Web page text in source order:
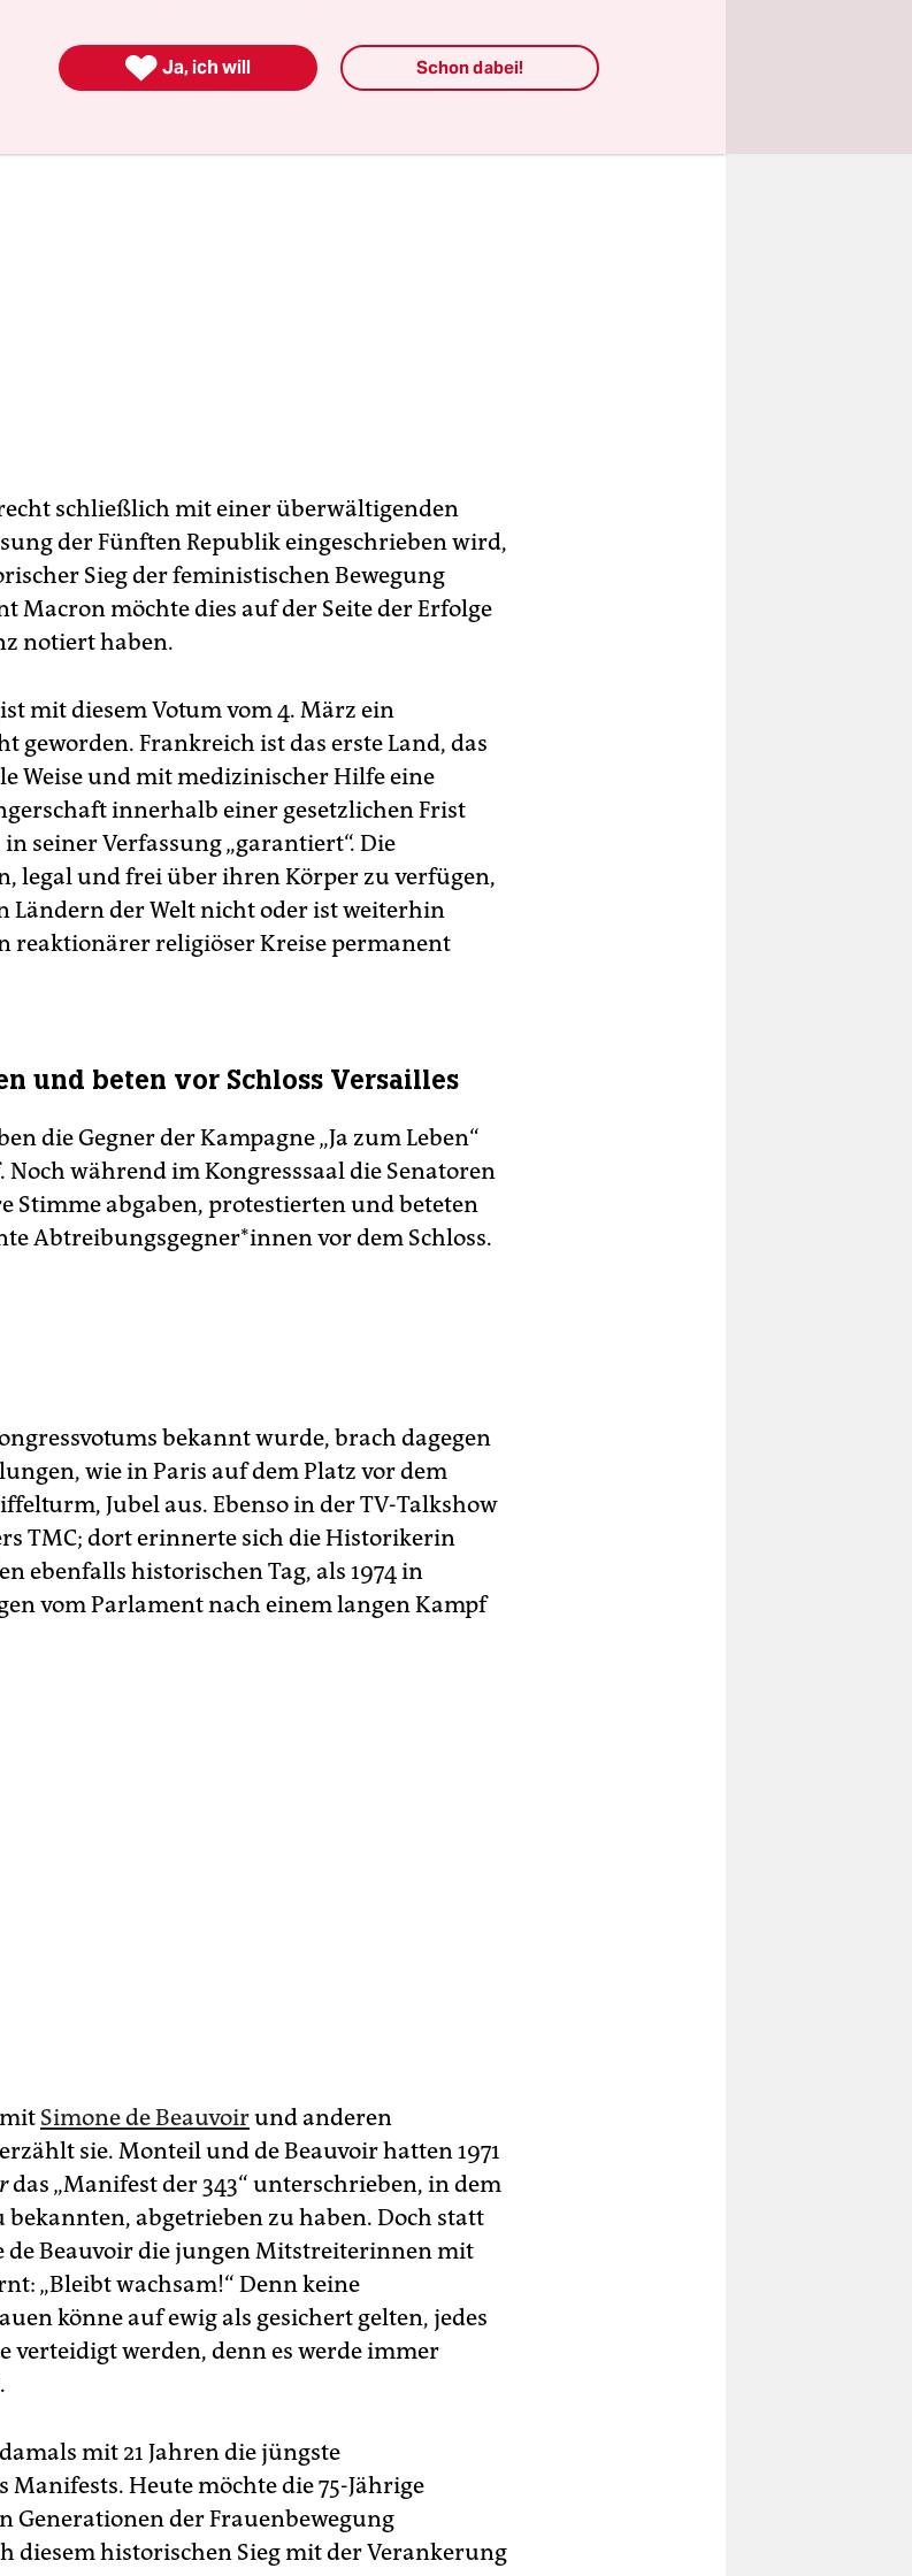
schließlich mit einer überwältigenden
der Fünften Republik eingeschrieben wird,
Sieg der feministischen Bewegung
Macron möchte dies auf der Seite der Erfolge
notiert haben.
ist mit diesem Votum vom 4. März ein
geworden. Frankreich ist das erste Land, das
Weise und mit medizinischer Hilfe eine
innerhalb einer gesetzlichen Frist
seiner Verfassung „garantiert“. Die
legal und frei über ihren Körper zu verfügen,
Ländern der Welt nicht oder ist weiterhin
reaktionärer religiöser Kreise permanent
und beten vor Schloss Versailles
die Gegner der Kampagne „Ja zum Leben“
während im Kongresssaal die Senatoren
Stimme abgaben, protestierten und beteten
Ab­trei­bungs­geg­ne­r*in­nen vor dem Schloss.
bekannt wurde, brach dagegen
wie in Paris auf dem Platz vor dem
Jubel aus. Ebenso in der TV-Talkshow
TMC; dort erinnerte sich die Historikerin
ebenfalls historischen Tag, als 1974 in
vom Parlament nach einem langen Kampf
Simone de Beauvoirund anderen
sie. Monteil und de Beauvoir hatten 1971
das „Manifest der 343“ unterschrieben, in dem
bekannten, abgetrieben zu haben. Doch statt
Beauvoir die jungen Mitstreiterinnen mit
„Bleibt wachsam!“ Denn keine
könne auf ewig als gesichert gelten, jedes
verteidigt werden, denn es werde immer
mit 21 Jahren die jüngste
Heute möchte die 75-Jährige
Generationen der Frauenbewegung
diesem historischen Sieg mit der Verankerung
 Ja, ich will Schon dabei!